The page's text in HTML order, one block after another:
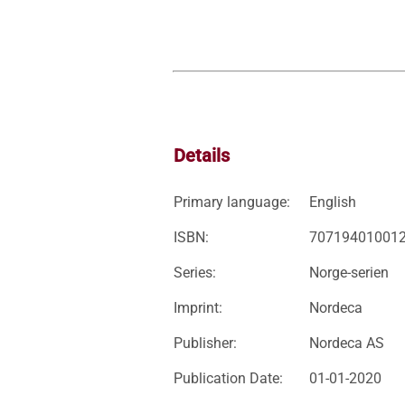
Details
Primary language: English
ISBN:
Series: Norge-serien
Imprint: Nordeca
Publisher: Nordeca AS
Publication Date: 01-01-2020